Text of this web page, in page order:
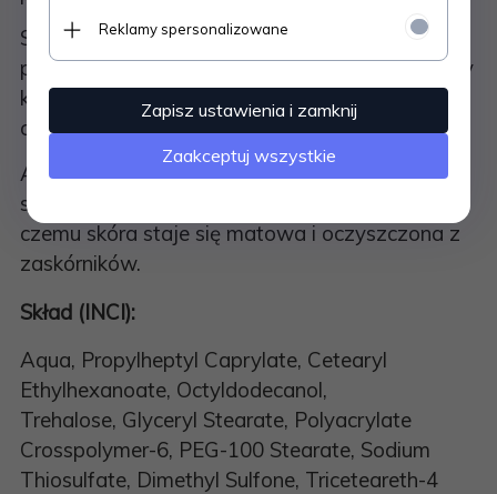
Specjalny sacharyd -trehaloza
- chroni skórę
przed odwodnieniem w ciągu dnia; otacza błony
komórkowe, chroniąc je przed stresem zimnym i
cieplnym.
Aktywne składniki formuły do ​​systematycznego
stosowania regulują metabolizm lipidów, dzięki
czemu skóra staje się matowa i oczyszczona z
zaskórników.
Skład (INCI):
Aqua, Propylheptyl Caprylate, Cetearyl
Ethylhexanoate, Octyldodecanol,
Trehalose, Glyceryl Stearate, Polyacrylate
Crosspolymer-6, PEG-100 Stearate, Sodium
Thiosulfate, Dimethyl Sulfone, Triceteareth-4
Reklamy spersonalizowane
Zapisz ustawienia i zamknij
Zaakceptuj wszystkie